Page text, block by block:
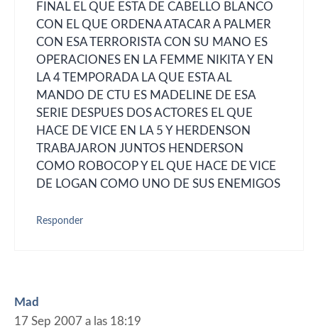
FINAL EL QUE ESTA DE CABELLO BLANCO
CON EL QUE ORDENA ATACAR A PALMER
CON ESA TERRORISTA CON SU MANO ES
OPERACIONES EN LA FEMME NIKITA Y EN
LA 4 TEMPORADA LA QUE ESTA AL
MANDO DE CTU ES MADELINE DE ESA
SERIE DESPUES DOS ACTORES EL QUE
HACE DE VICE EN LA 5 Y HERDENSON
TRABAJARON JUNTOS HENDERSON
COMO ROBOCOP Y EL QUE HACE DE VICE
DE LOGAN COMO UNO DE SUS ENEMIGOS
Responder
Mad
17 Sep 2007 a las 18:19